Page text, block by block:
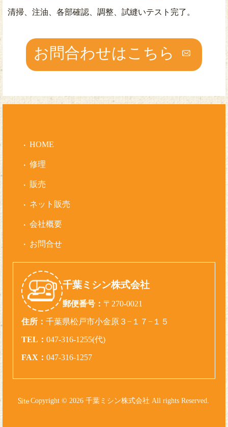
清掃、注油、各部確認、調整、試縫いテスト完了。
お問合わせはこちら
HOME
修理
販売
ネット販売
会社概要
お問合せ
千葉ミシン株式会社
郵便番号： 〒270-0021
住所： 千葉県松戸市小金原３−１７−１５
TEL： 047-316-1255(代)
FAX： 047-316-1257
Copyright © 2026 千葉ミシン株式会社 All rights Reserved.